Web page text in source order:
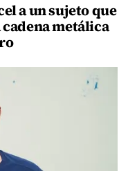
a un sujeto que
metálica